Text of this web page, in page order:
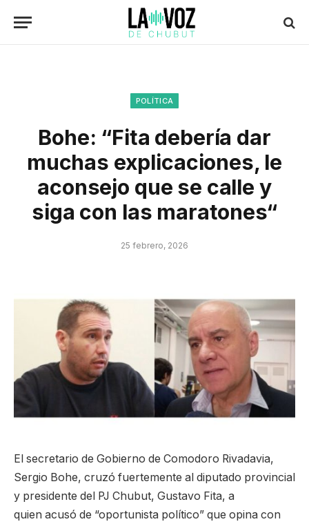
POLÍTICA
Bohe: “Fita debería dar
muchas explicaciones, le
aconsejo que se calle y
siga con las maratones“
25 febrero, 2026
El secretario de Gobierno de Comodoro Rivadavia,
Sergio Bohe, cruzó fuertemente al diputado provincial
y presidente del PJ Chubut, Gustavo Fita, a
quien acusó de “oportunista político” que opina con